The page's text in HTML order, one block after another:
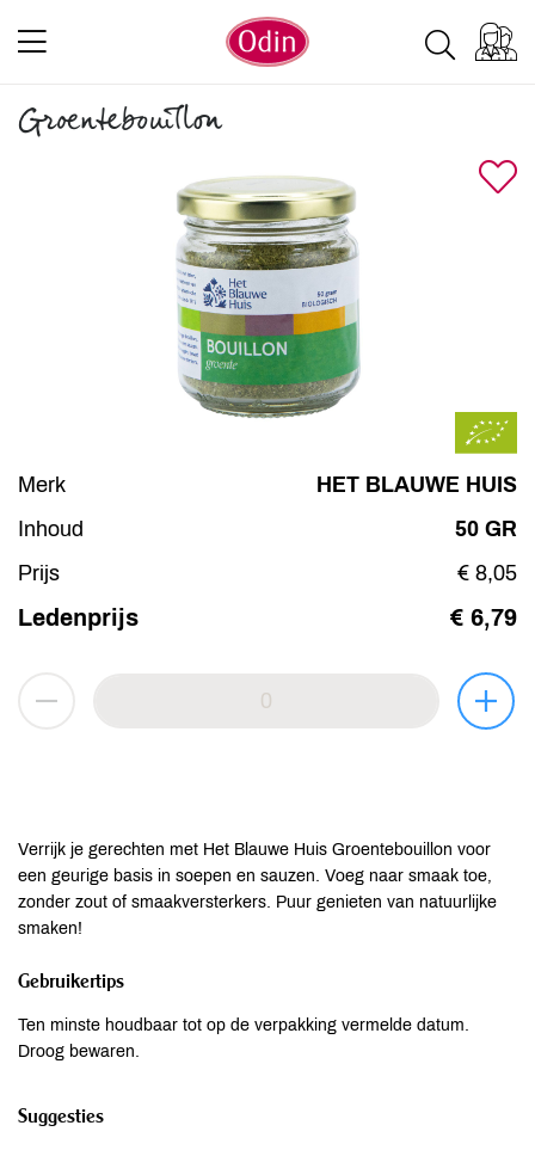
Groentebouillon
Merk
HET BLAUWE HUIS
Inhoud
50 GR
Prijs
€ 8,05
Ledenprijs € 6,79
Verrijk je gerechten met Het Blauwe Huis Groentebouillon voor
een geurige basis in soepen en sauzen. Voeg naar smaak toe,
zonder zout of smaakversterkers. Puur genieten van natuurlijke
smaken!
Gebruikertips
Ten minste houdbaar tot op de verpakking vermelde datum.
Droog bewaren.
Suggesties